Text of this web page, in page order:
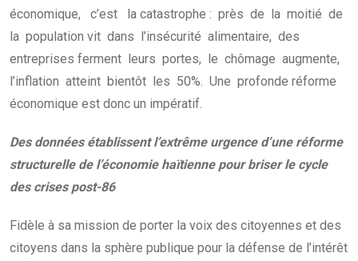
économique, c’est la catastrophe : près de la moitié de
la population vit dans l’insécurité alimentaire, des
entreprises ferment leurs portes, le chômage augmente,
l’inflation atteint bientôt les 50%. Une profonde réforme
économique est donc un impératif.
Des données établissent l’extrême urgence d’une réforme
structurelle de l’économie haïtienne pour briser le cycle
des crises post-86
Fidèle à sa mission de porter la voix des citoyennes et des
citoyens dans la sphère publique pour la défense de l’intérêt